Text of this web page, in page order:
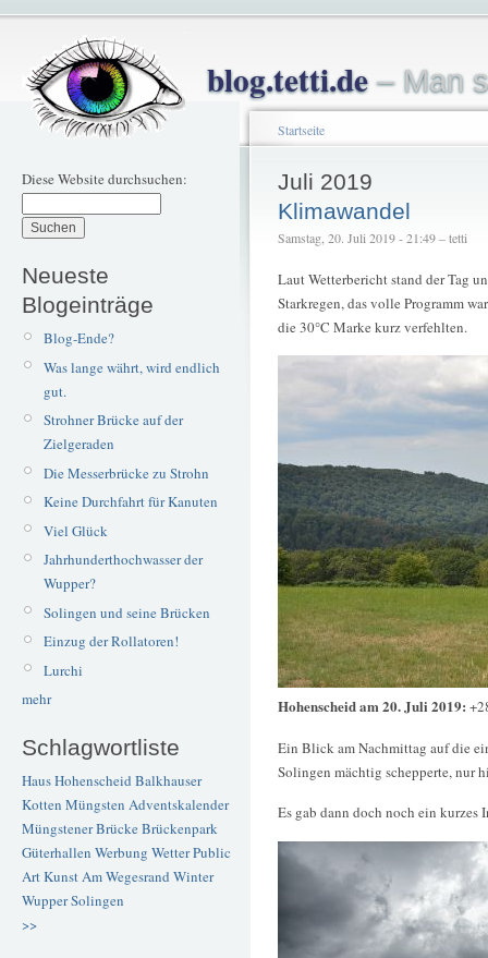
blog.tetti.de– Man
Diese Website durchsuchen:
Neueste
Blogeinträge
Blog-Ende?
Was lange währt, wird endlich
gut.
Strohner Brücke auf der
Zielgeraden
Die Messerbrücke zu Strohn
Keine Durchfahrt für Kanuten
Viel Glück
Jahrhunderthochwasser der
Wupper?
Solingen und seine Brücken
Einzug der Rollatoren!
Lurchi
mehr
Schlagwortliste
Haus Hohenscheid Balkhauser
Kotten Müngsten Adventskalender
Müngstener BrückeBrückenpark
Güterhallen Werbung WetterPublic
ArtKunstAm Wegesrand Winter
WupperSolingen
>>
Startseite
Juli 2019
Klimawandel
Samstag, 20. Juli 2019 - 21:49 – tetti
Laut Wetterbericht stand der Tag
Starkregen, das volle Programm
die 30°C Marke kurz verfehlten.
Hohenscheid am 20. Juli 2019:
Ein Blick am Nachmittag auf die
Solingen mächtig schepperte, nur
Es gab dann doch noch ein